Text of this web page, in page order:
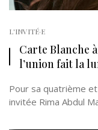
L'INVITÉ·E
Carte Blanche
l’union fait la
Pour sa quatrième
invitée Rima Abdul